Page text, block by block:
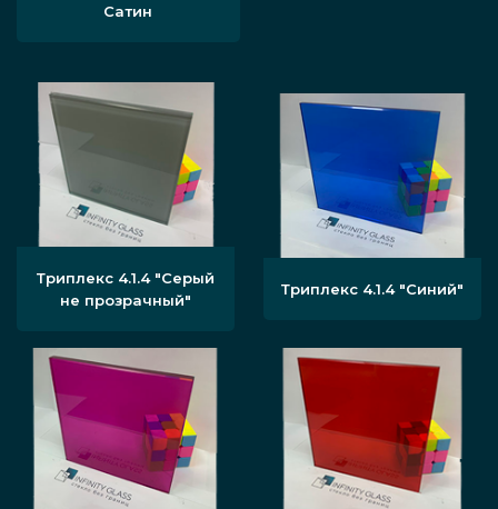
Сатин
Триплекс 4.1.4 "Серый
не прозрачный"
Триплекс 4.1.4 "Синий"